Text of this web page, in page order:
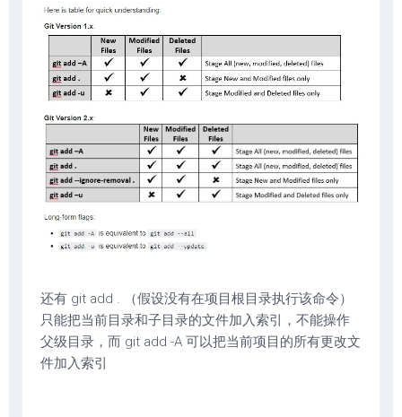
还有 git add . （假设没有在项目根目录执行该命令）
只能把当前目录和子目录的文件加入索引，不能操作
父级目录，而 git add -A 可以把当前项目的所有更改文
件加入索引